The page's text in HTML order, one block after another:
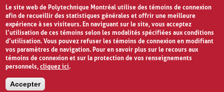
Le site web de Polytechnique Montréal utilise des témoins de connexion
afin de recueillir des statistiques générales et offrir une meilleure
expérience à ses visiteurs. En naviguant sur le site, vous acceptez
l’utilisation de ces témoins selon les modalités spécifiées aux conditions
d’utilisation. Vous pouvez refuser les témoins de connexion en modifiant
vos paramètres de navigation. Pour en savoir plus sur le recours aux
témoins de connexion et sur la protection de vos renseignements
personnels,cliquez ici.
Accepter